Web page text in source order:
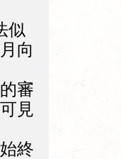
似
向
審
見
終